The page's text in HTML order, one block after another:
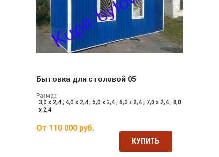
Бытовка для столовой 05
Размер:
3,0 х 2,4 ; 4,0 х 2,4 ; 5,0 х 2,4 ; 6,0 х 2,4 ; 7,0 х 2,4 ; 8,0
х 2,4
От 110 000 руб.
КУПИТЬ